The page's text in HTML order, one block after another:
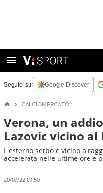
Seguici su: Google Discover
CALCIOMERCATO
Verona, un
Lazovic vicino al
L'esterno serbo è vicino a
accelerata nelle ultime ore e
20/07/22 09:50